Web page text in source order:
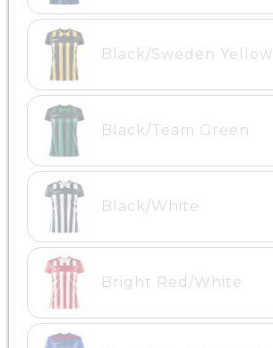
Black/Sweden Yellow
Black/Team Green
Black/White
Bright Red/White